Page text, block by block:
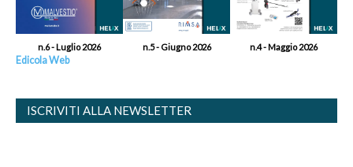
n.6 - Luglio 2026 n.5 - Giugno 2026 n.4 - Maggio 2026
Edicola Web
ISCRIVITI ALLA NEWSLETTER